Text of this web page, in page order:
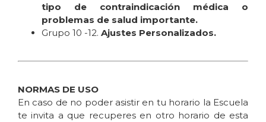
tipo de contraindicación médica o
problemas de salud importante.
Grupo 10 -12. Ajustes Personalizados.
NORMAS DE USO
En caso de no poder asistir en tu horario la Escuela
te invita a que recuperes en otro horario de esta